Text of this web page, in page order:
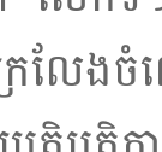
លែង